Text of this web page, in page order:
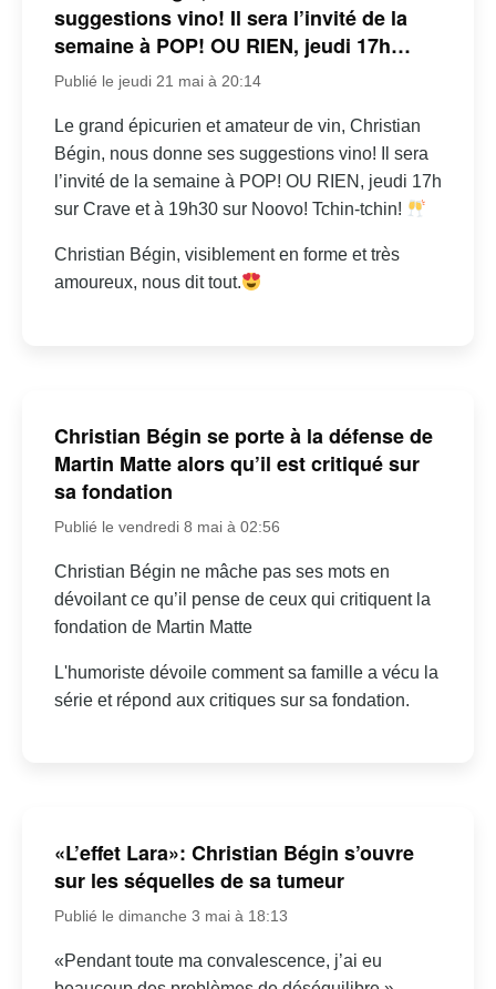
suggestions vino! Il sera l’invité de la
semaine à POP! OU RIEN, jeudi 17h…
Publié le jeudi 21 mai à 20:14
Le grand épicurien et amateur de vin, Christian
Bégin, nous donne ses suggestions vino! Il sera
l’invité de la semaine à POP! OU RIEN, jeudi 17h
sur Crave et à 19h30 sur Noovo! Tchin-tchin!
Christian Bégin, visiblement en forme et très
amoureux, nous dit tout.
Christian Bégin se porte à la défense de
Martin Matte alors qu’il est critiqué sur
sa fondation
Publié le vendredi 8 mai à 02:56
Christian Bégin ne mâche pas ses mots en
dévoilant ce qu’il pense de ceux qui critiquent la
fondation de Martin Matte
L'humoriste dévoile comment sa famille a vécu la
série et répond aux critiques sur sa fondation.
«L’effet Lara»: Christian Bégin s’ouvre
sur les séquelles de sa tumeur
Publié le dimanche 3 mai à 18:13
«Pendant toute ma convalescence, j’ai eu